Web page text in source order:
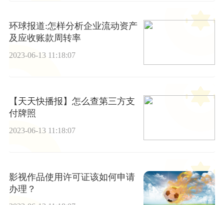
环球报道:怎样分析企业流动资产
及应收账款周转率
2023-06-13 11:18:07
【天天快播报】怎么查第三方支
付牌照
2023-06-13 11:18:07
影视作品使用许可证该如何申请
办理？